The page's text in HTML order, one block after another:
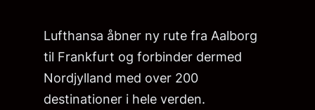
Lufthansa åbner ny rute fra Aalborg
til Frankfurt og forbinder dermed
Nordjylland med over 200
destinationer i hele verden.